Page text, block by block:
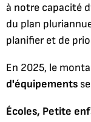
à notre capacité
du plan
planifier et de
En 2025, le
d'équipements
Écoles, Petite